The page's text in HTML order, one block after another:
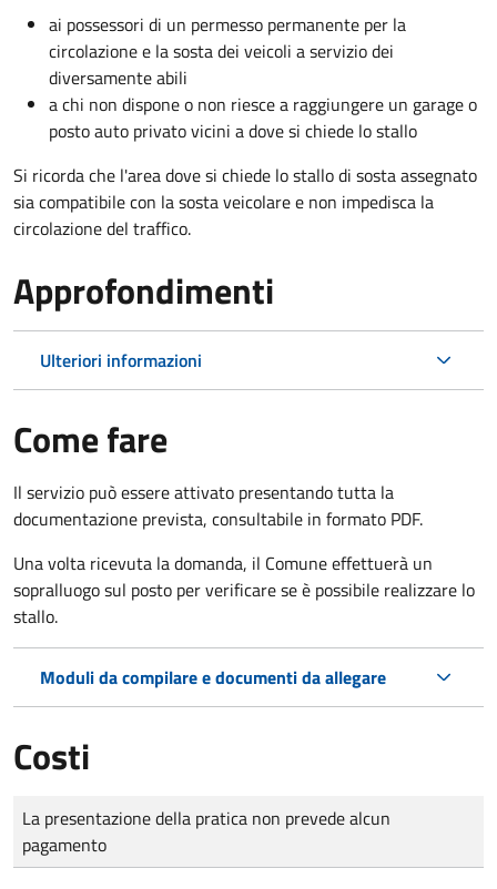
ai possessori di un permesso permanente per la
circolazione e la sosta dei veicoli a servizio dei
diversamente abili
a chi non dispone o non riesce a raggiungere un garage o
posto auto privato vicini a dove si chiede lo stallo
Si ricorda che l'area dove si chiede lo stallo di sosta assegnato
sia compatibile con la sosta veicolare e non impedisca la
circolazione del traffico.
Approfondimenti
Ulteriori informazioni
Come fare
Il servizio può essere attivato presentando tutta la
documentazione prevista, consultabile in formato PDF.
Una volta ricevuta la domanda, il Comune effettuerà un
sopralluogo sul posto per verificare se è possibile realizzare lo
stallo.
Moduli da compilare e documenti da allegare
Costi
Tipo di pagamento
Importo
La presentazione della pratica non prevede alcun
pagamento